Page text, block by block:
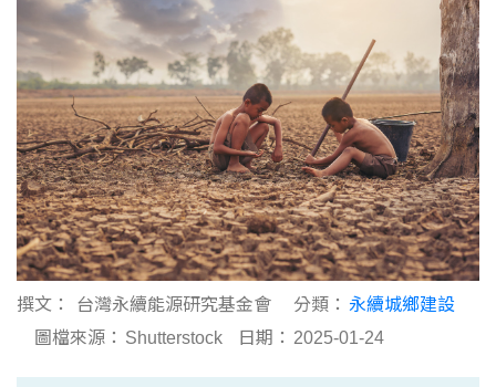
撰文： 台灣永續能源研究基金會 分類： 永續城鄉建設
圖檔來源： Shutterstock 日期： 2025-01-24